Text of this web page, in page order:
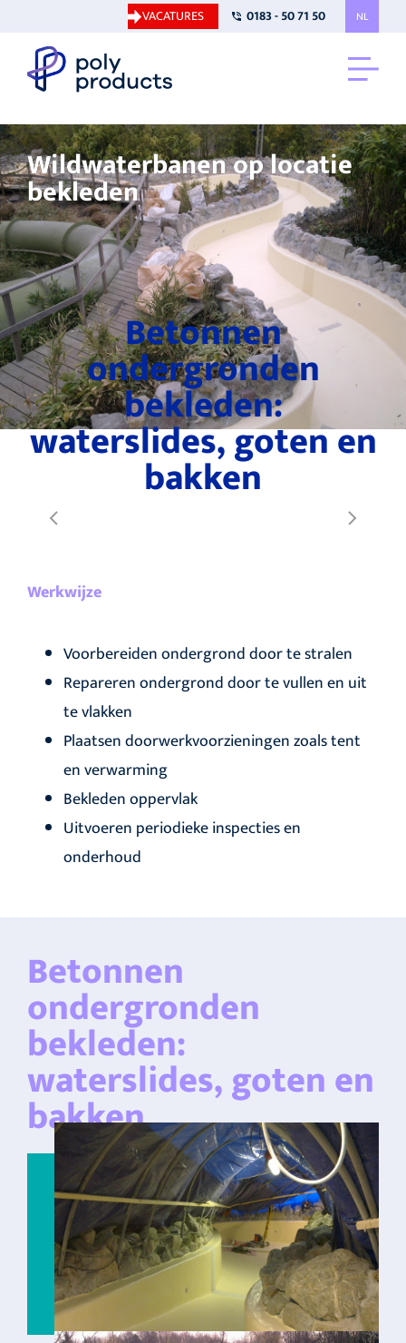
VACATURES 0183 - 50 71 50 NL
Wildwaterbanen op locatie
bekleden
Betonnen
ondergronden
bekleden:
waterslides, goten en
bakken
Werkwijze
Voorbereiden ondergrond door te stralen
Repareren ondergrond door te vullen en uit
te vlakken
Plaatsen doorwerkvoorzieningen zoals tent
en verwarming
Bekleden oppervlak
Uitvoeren periodieke inspecties en
onderhoud
Betonnen
ondergronden
bekleden:
waterslides, goten en
bakken